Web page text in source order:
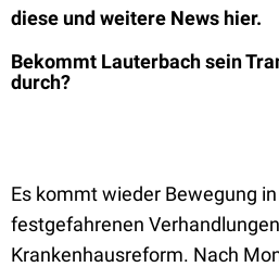
diese und weitere News hier.
Bekommt Lauterbach sein
durch?
Es kommt wieder Bewegung
festgefahrenen
Krankenhausreform. Nach